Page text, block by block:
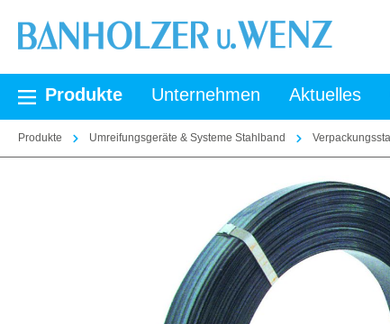
Zur Hauptnavigation springen
Produkte Unternehmen Aktuelles
Produkte Umreifungsgeräte & Systeme Stahlband